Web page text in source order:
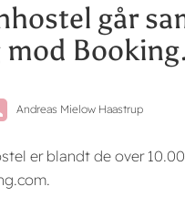
går
mod
Andreas Mielow Haastrup
er blandt de over